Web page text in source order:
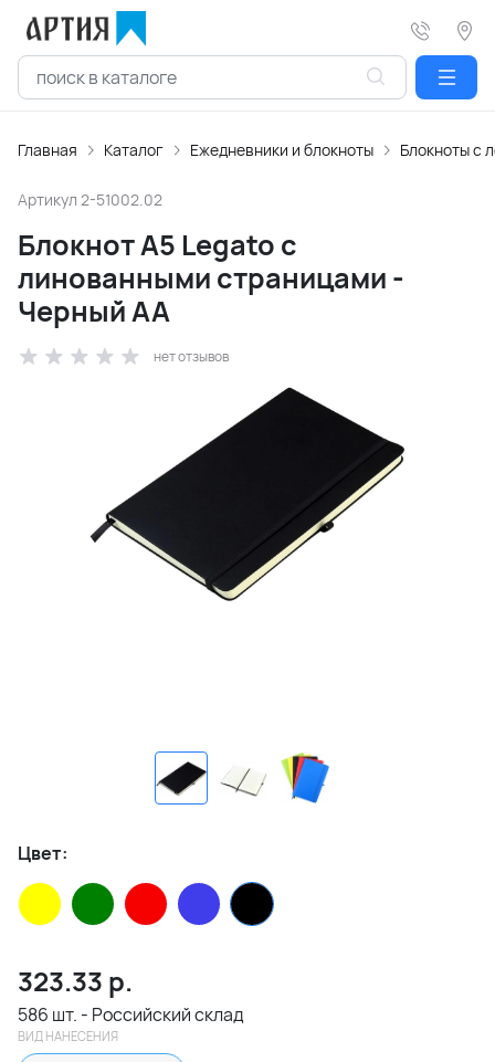
Главная Каталог Ежедневники и блокноты Блокноты с
Артикул 2-51002.02
Блокнот A5 Legato с
линованными страницами -
Черный AA
нет отзывов
Цвет:
323.33 р.
586 шт. - Российский склад
ВИД НАНЕСЕНИЯ